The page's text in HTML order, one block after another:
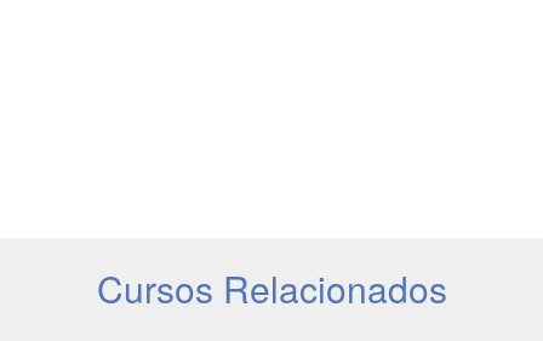
Cursos Relacionados